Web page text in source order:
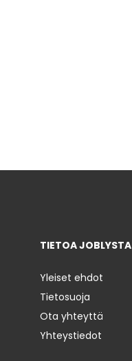
TIETOA JOBLYSTA
Yleiset ehdot
Tietosuoja
Ota yhteyttä
Yhteystiedot